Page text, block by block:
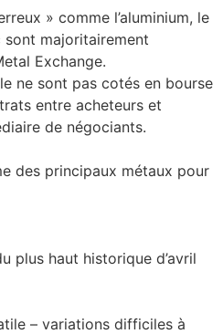
» comme l’aluminium, le
majoritairement
Exchange.
ne sont pas cotés en bourse
entre acheteurs et
de négociants.
des principaux métaux pour
plus haut historique d’avril
– variations difficiles à